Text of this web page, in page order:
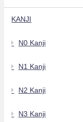
KANJI
N0 Kanji
N1 Kanji
N2 Kanji
N3 Kanji